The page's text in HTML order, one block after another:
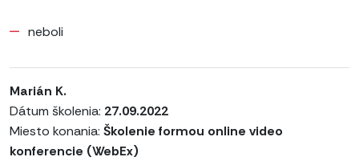
neboli
Marián K.
Dátum školenia: 27.09.2022
Miesto konania: Školenie formou online video
konferencie (WebEx)